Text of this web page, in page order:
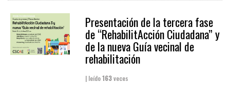
Presentación de la tercera fase
de “RehabilitAcción Ciudadana” y
de la nueva Guía vecinal de
rehabilitación
| leído163veces